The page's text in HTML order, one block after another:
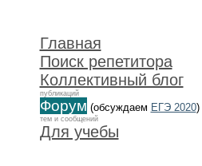
Главная
Поиск репетитора
Коллективный блог
публикаций
Форум (обсуждаем ЕГЭ 2020)
тем и сообщений
Для учебы